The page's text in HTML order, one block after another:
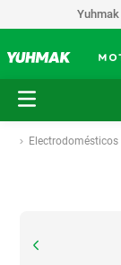
Electrodomésticos